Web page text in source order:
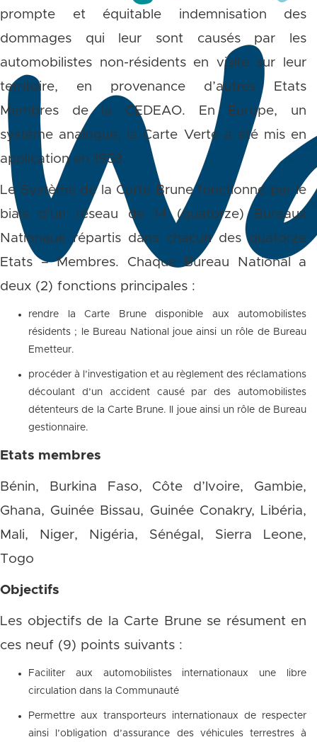
prompte et équitable indemnisation des
dommages qui leur sont causés par les
automobilistes non-résidents en visite sur leur
territoire, en provenance d’autres Etats
Membres de la CEDEAO. En Europe, un
système analogue, la Carte Verte a été mis en
application en 1953.
Le Système de la Carte Brune fonctionne par le
biais d’un réseau de 14 (quatorze) Bureaux
Nationaux répartis dans chacun des quatorze
Etats – Membres. Chaque Bureau National a
deux (2) fonctions principales :
rendre la Carte Brune disponible aux automobilistes
résidents ; le Bureau National joue ainsi un rôle de Bureau
Emetteur.
procéder à l’investigation et au règlement des réclamations
découlant d’un accident causé par des automobilistes
détenteurs de la Carte Brune. Il joue ainsi un rôle de Bureau
gestionnaire.
Etats membres
Bénin, Burkina Faso, Côte d’Ivoire, Gambie,
Ghana, Guinée Bissau, Guinée Conakry, Libéria,
Mali, Niger, Nigéria, Sénégal, Sierra Leone,
Togo
Objectifs
Les objectifs de la Carte Brune se résument en
ces neuf (9) points suivants :
Faciliter aux automobilistes internationaux une libre
circulation dans la Communauté
Permettre aux transporteurs internationaux de respecter
ainsi l’obligation d’assurance des véhicules terrestres à